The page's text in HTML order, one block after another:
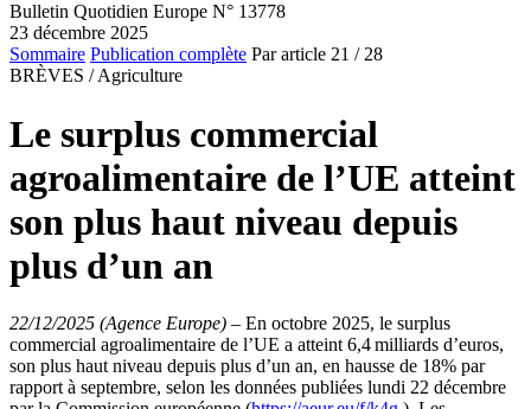
Bulletin Quotidien Europe N° 13778
23 décembre 2025
Sommaire Publication complète Par article 21 / 28
BRÈVES / Agriculture
Le surplus commercial
agroalimentaire de l’UE atteint
son plus haut niveau depuis
plus d’un an
22/12/2025 (Agence Europe) – En octobre 2025, le surplus
commercial agroalimentaire de l’UE a atteint 6,4 milliards d’euros,
son plus haut niveau depuis plus d’un an, en hausse de 18% par
rapport à septembre, selon les données publiées lundi 22 décembre